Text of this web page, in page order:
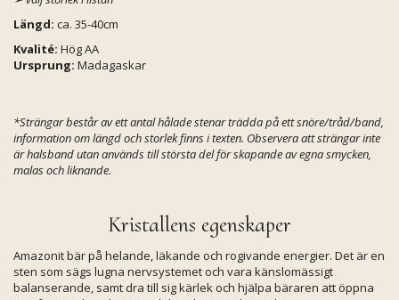
Längd: ca. 35-40cm
Kvalité: Hög AA
Ursprung: Madagaskar
*Strängar består av ett antal hålade stenar trädda på ett snöre/tråd/band,
information om längd och storlek finns i texten. Observera att strängar inte
är halsband utan används till största del för skapande av egna smycken,
malas och liknande.
Kristallens egenskaper
Amazonit bär på helande, läkande och rogivande energier. Det är en
sten som sägs lugna nervsystemet och vara känslomässigt
balanserande, samt dra till sig kärlek och hjälpa bäraren att öppna